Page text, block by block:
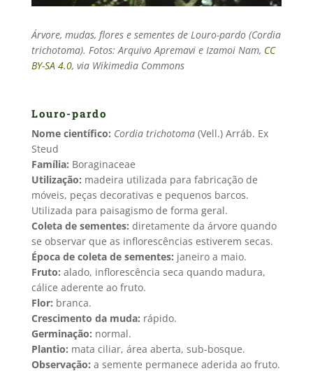
Árvore, mudas, flores e sementes de Louro-pardo (Cordia
trichotoma). Fotos: Arquivo Apremavi e Izamoi Nam, CC
BY-SA 4.0, via Wikimedia Commons
Louro-pardo
Nome científico: Cordia trichotoma (Vell.) Arráb. Ex
Steud
Família: Boraginaceae
Utilização: madeira utilizada para fabricação de
móveis, peças decorativas e pequenos barcos.
Utilizada para paisagismo de forma geral.
Coleta de sementes: diretamente da árvore quando
se observar que as inflorescências estiverem secas.
Época de coleta de sementes: janeiro a maio.
Fruto: alado, inflorescência seca quando madura,
cálice aderente ao fruto.
Flor: branca.
Crescimento da muda: rápido.
Germinação: normal.
Plantio: mata ciliar, área aberta, sub-bosque.
Observação: a semente permanece aderida ao fruto.